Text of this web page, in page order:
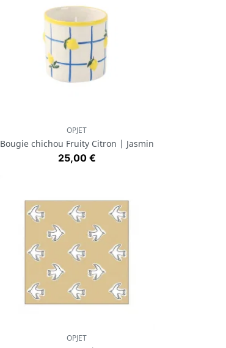
Aperçu rapide
OPJET
Bougie chichou Fruity Citron | Jasmin
Prix
25,00 €
Aperçu rapide
OPJET